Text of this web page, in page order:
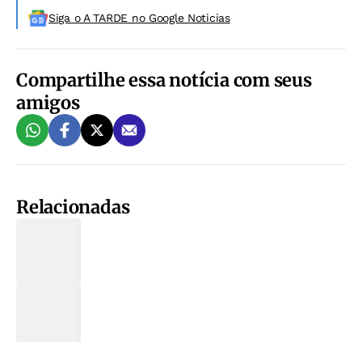
Siga o A TARDE no Google Noticias
Compartilhe essa notícia com seus
amigos
Relacionadas